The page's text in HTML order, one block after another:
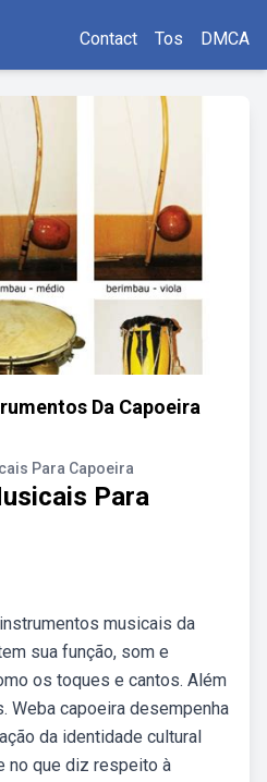
Contact Tos DMCA
Da Capoeira
Para Capoeira
Para
musicais da
sua função, som e
os toques e cantos. Além
Weba capoeira desempenha
da identidade cultural
no que diz respeito à